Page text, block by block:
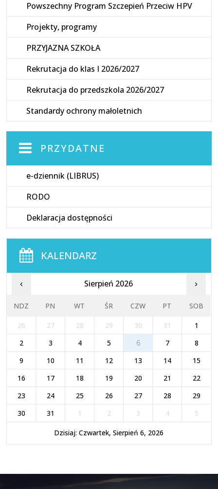
Powszechny Program Szczepień Przeciw HPV
Projekty, programy
PRZYJAZNA SZKOŁA
Rekrutacja do klas I 2026/2027
Rekrutacja do przedszkola 2026/2027
Standardy ochrony małoletnich
PRZYDATNE
e-dziennik (LIBRUS)
RODO
Deklaracja dostępności
KALENDARZ
‹ Sierpień 2026 ›
NDZ PN WT ŚR CZW PT SOB
26 27 28 29 30 31
1
2
3 4 5 6 7
8
9
10 11 12 13 14
15
16
17 18 19 20 21
22
23
24 25 26 27 28
29
30
31 1 2 3 4 5
Dzisiaj: Czwartek, Sierpień 6, 2026